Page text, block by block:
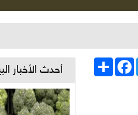
انشر
Facebook
أحدث الأخبار